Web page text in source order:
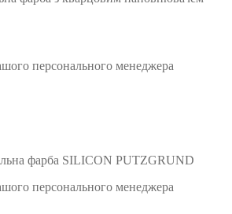
персонального менеджера
фарба SILIСON PUTZGRUND
персонального менеджера